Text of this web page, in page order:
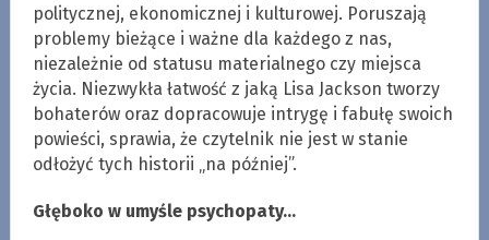
politycznej, ekonomicznej i kulturowej. Poruszają
problemy bieżące i ważne dla każdego z nas,
niezależnie od statusu materialnego czy miejsca
życia. Niezwykła łatwość z jaką Lisa Jackson tworzy
bohaterów oraz dopracowuje intrygę i fabułę swoich
powieści, sprawia, że czytelnik nie jest w stanie
odłożyć tych historii „na później”.
Głęboko w umyśle psychopaty…